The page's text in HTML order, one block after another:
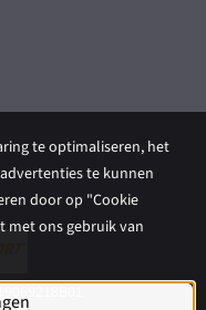
te optimaliseren, het
te kunnen
door op "Cookie
met ons gebruik van